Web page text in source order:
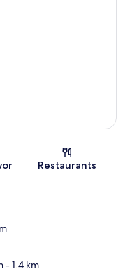
Restaurants
- 1.4 km